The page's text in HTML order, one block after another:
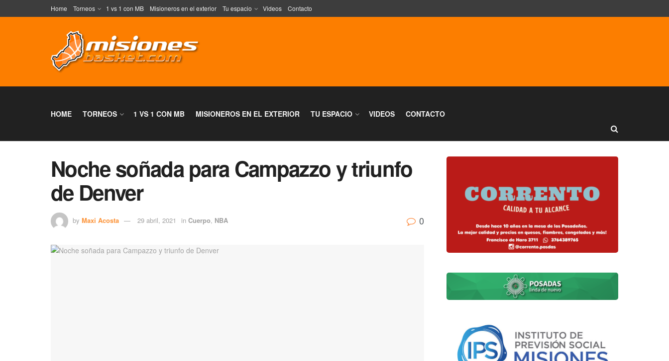
Home Torneos 1 vs 1 con MB Misioneros en el exterior Tu espacio Videos Contacto
HOME TORNEOS 1 VS 1 CON MB MISIONEROS EN EL EXTERIOR TU ESPACIO VIDEOS CONTACTO
Noche soñada para Campazzo y triunfo
de Denver
by Maxi Acosta 29 abril, 2021 in Cuerpo, NBA 0